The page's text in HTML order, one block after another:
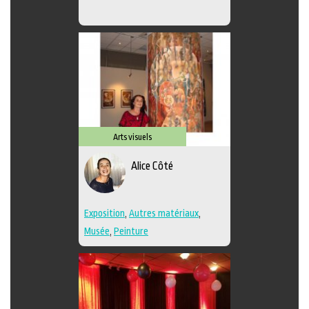
Arts visuels
Alice Côté
Exposition Autres matériaux
Musée Peinture